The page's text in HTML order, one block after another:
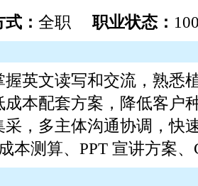
： 全职职业状态：
握英文读写和交流，熟悉
成本配套方案，降低客户
采，多主体沟通协调，快
本测算、PPT 宣讲方案